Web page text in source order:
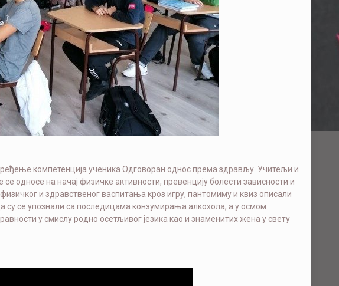
компетенција ученика Одговоран однос према здрављу. Учитељи и
односе на начај физичке активности, превенцију болести зависности и
и здравственог васпитања кроз игру, пантомиму и квиз описали
су се упознали са последицама конзумирања алкохола, а у осмом
у смислу родно осетљивог језика као и знаменитих жена у свету